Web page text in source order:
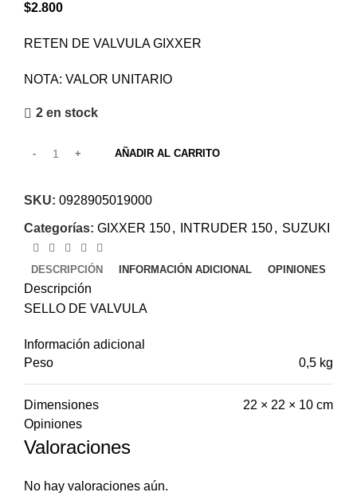
$2.800
RETEN DE VALVULA GIXXER
NOTA: VALOR UNITARIO
2 en stock
AÑADIR AL CARRITO
SKU: 0928905019000
Categorías: GIXXER 150, INTRUDER 150, SUZUKI
DESCRIPCIÓN INFORMACIÓN ADICIONAL OPINIONES
Descripción
SELLO DE VALVULA
Información adicional
Peso
0,5 kg
Dimensiones
22 × 22 × 10 cm
Opiniones
Valoraciones
No hay valoraciones aún.